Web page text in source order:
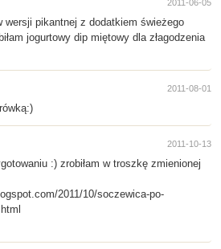
2011-06-05
wersji pikantnej z dodatkiem świeżego
jogurtowy dip miętowy dla złagodzenia
2011-08-01
2011-10-13
:) zrobiłam w troszkę zmienionej
2011/10/soczewica-po-